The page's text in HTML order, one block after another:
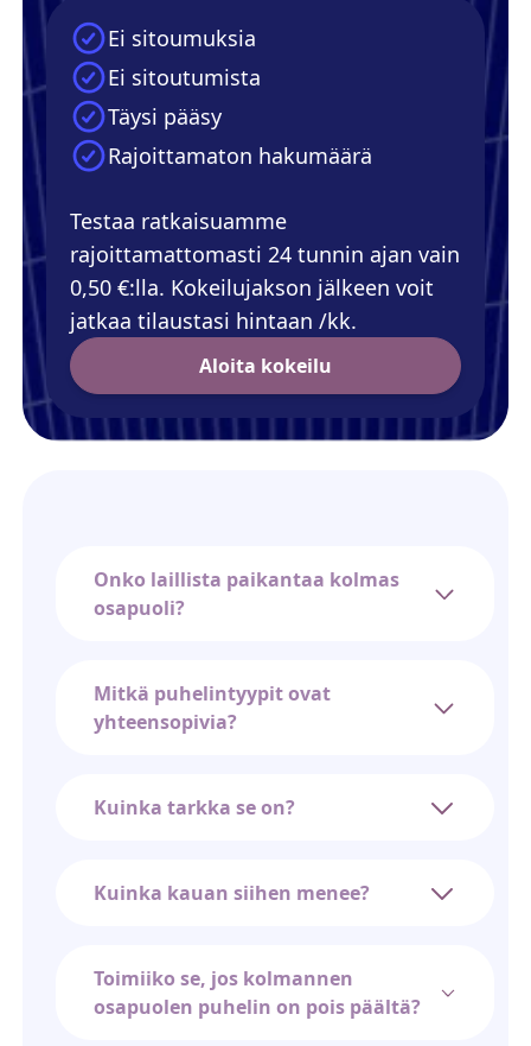
Ei sitoumuksia
Ei sitoutumista
Täysi pääsy
Rajoittamaton hakumäärä
Testaa ratkaisuamme
rajoittamattomasti 24 tunnin ajan vain
0,50 €:lla. Kokeilujakson jälkeen voit
jatkaa tilaustasi hintaan /kk.
Aloita kokeilu
Onko laillista paikantaa kolmas
osapuoli?
Mitkä puhelintyypit ovat
yhteensopivia?
Kuinka tarkka se on?
Kuinka kauan siihen menee?
Toimiiko se, jos kolmannen
osapuolen puhelin on pois päältä?